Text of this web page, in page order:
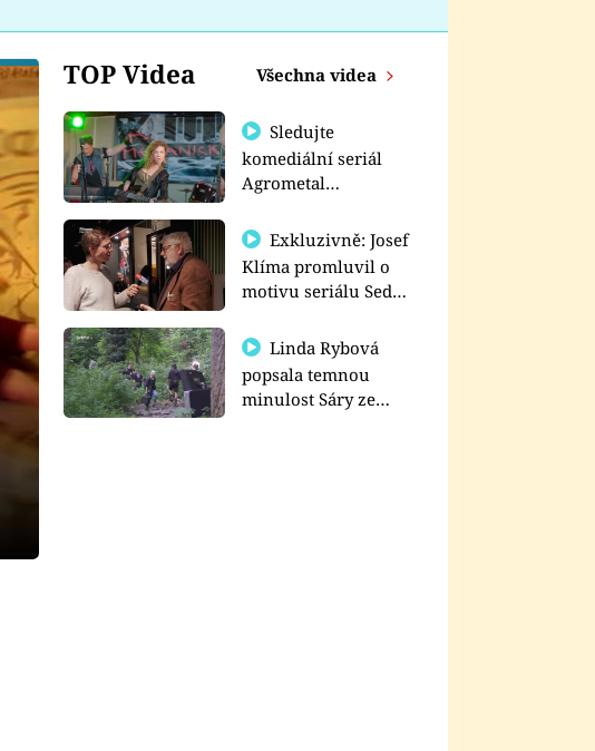
TOP Videa Všechna videa
Sledujte
komediální seriál
Agrometal
prima+
Exkluzivně: Josef
Klíma promluvil o
motivu seriálu Sedm
Linda Rybová
popsala temnou
minulost Sáry ze